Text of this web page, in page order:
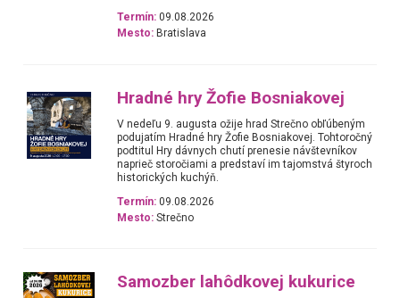
Termín: 09.08.2026
Mesto: Bratislava
Hradné hry Žofie Bosniakovej
V nedeľu 9. augusta ožije hrad Strečno obľúbeným
podujatím Hradné hry Žofie Bosniakovej. Tohtoročný
podtitul Hry dávnych chutí prenesie návštevníkov
naprieč storočiami a predstaví im tajomstvá štyroch
historických kuchýň.
Termín: 09.08.2026
Mesto: Strečno
Samozber lahôdkovej kukurice